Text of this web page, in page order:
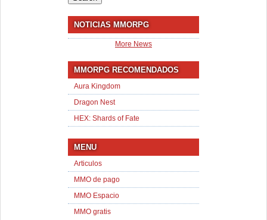
NOTICIAS MMORPG
More News
MMORPG RECOMENDADOS
Aura Kingdom
Dragon Nest
HEX: Shards of Fate
MENU
Articulos
MMO de pago
MMO Espacio
MMO gratis